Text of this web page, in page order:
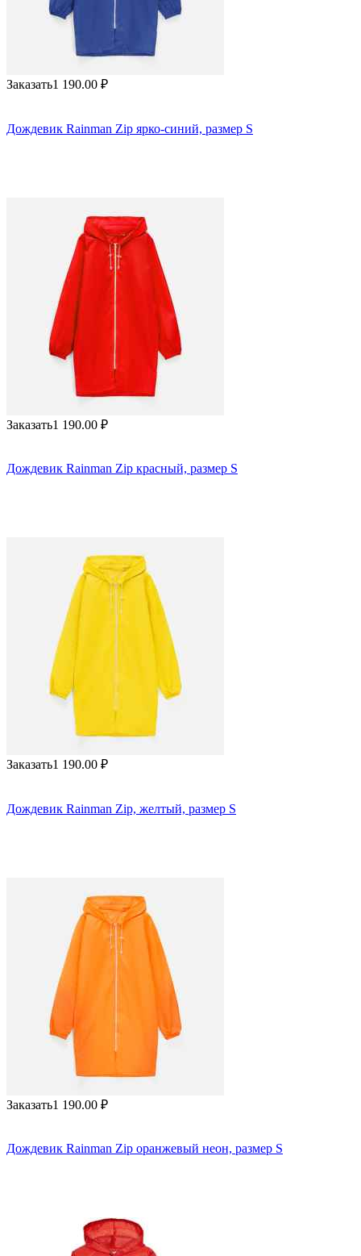
Заказать1 190.00 ₽
Дождевик Rainman Zip ярко-синий, размер S
Заказать1 190.00 ₽
Дождевик Rainman Zip красный, размер S
Заказать1 190.00 ₽
Дождевик Rainman Zip, желтый, размер S
Заказать1 190.00 ₽
Дождевик Rainman Zip оранжевый неон, размер S